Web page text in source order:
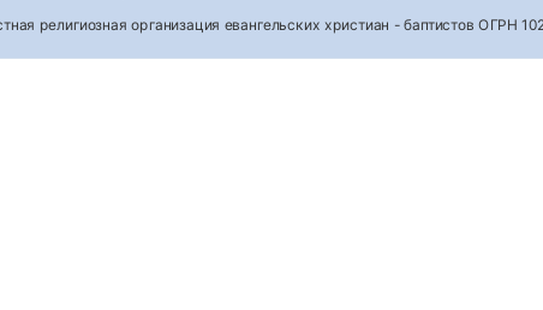
религиозная организация евангельских христиан - баптистов ОГРН